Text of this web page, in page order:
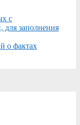
с
для заполнения
о фактах